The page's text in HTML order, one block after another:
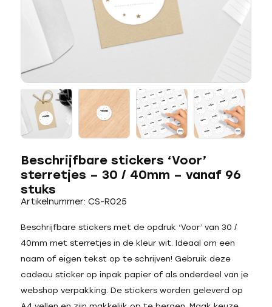
Beschrijfbare stickers ‘Voor’
sterretjes – 30 / 40mm – vanaf 96
stuks
Artikelnummer: CS-R025
Beschrijfbare stickers met de opdruk ‘Voor’ van 30 /
40mm met sterretjes in de kleur wit. Ideaal om een
naam of eigen tekst op te schrijven! Gebruik deze
cadeau sticker op inpak papier of als onderdeel van je
webshop verpakking. De stickers worden geleverd op